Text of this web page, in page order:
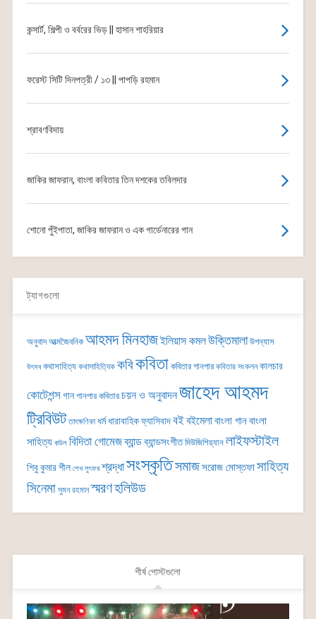
কন্সার্ট, শিল্পী ও বর্বরের ভিড় || হাসান শাহরিয়ার
ফরেস্ট সিটি দিনপত্রী / ১৩ || পাপড়ি রহমান
শ্রাবণবিদায়
জাকির জাফরান, বাংলা কবিতার তিন দশকের তবিলদার
শোনো পুঁইপাতা, জাকির জাফরান ও এক গার্ডেনারের গান
ট্যাগগুলো
অনুবাদ আত্মজৈবনিক আহমদ মিনহাজইলিয়াস কমলউক্তিমালা উপন্যাস
উৎসব কথাসাহিত্য কথাসাহিত্যিক কবিকবিতা কবিতার গানপার কবিতার সংকলন কালচার
কোটেশন্সগান গানপার কবিতার চয়ন ও অনুবাদনজাহেদ আহমদ
ট্রিবিউট তাৎক্ষণিকা ধর্ম ধারাবাহিকফ্যাসিবাদবইবইমেলাবাংলা গানবাংলা
সাহিত্য বাউল বিদিতা গোমেজব্যান্ডব্যান্ডসংগীত মিউজিশিয়্যান লাইফস্টাইল
শিবু কুমার শীল শেখ লুৎফর শ্রদ্ধাসংস্কৃতিসমাজসরোজ মোস্তফাসাহিত্য
সিনেমা সুমন রহমান স্মরণহলিউড
শীর্ষ পোস্টগুলো